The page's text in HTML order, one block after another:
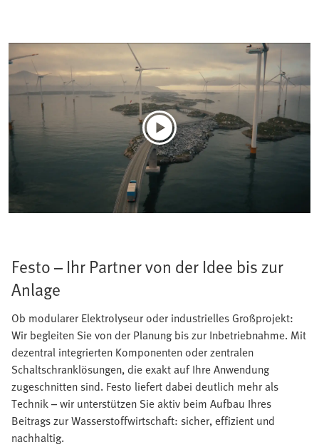
Festo – Ihr Partner von der Idee bis zur
Anlage
Ob modularer Elektrolyseur oder industrielles Großprojekt:
Wir begleiten Sie von der Planung bis zur Inbetriebnahme. Mit
dezentral integrierten Komponenten oder zentralen
Schaltschranklösungen, die exakt auf Ihre Anwendung
zugeschnitten sind. Festo liefert dabei deutlich mehr als
Technik – wir unterstützen Sie aktiv beim Aufbau Ihres
Beitrags zur Wasserstoffwirtschaft: sicher, effizient und
nachhaltig.